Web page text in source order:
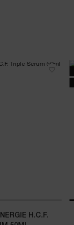
H.C.F.